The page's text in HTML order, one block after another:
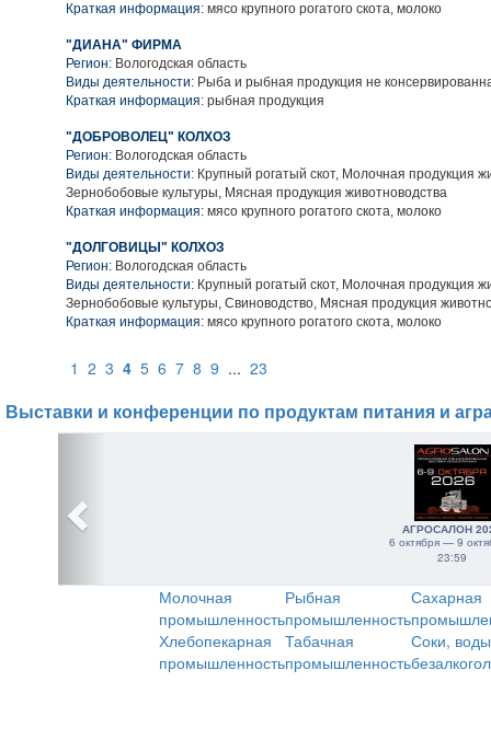
Краткая информация: мясо крупного рогатого скота, молоко
"ДИАНА" ФИРМА
Регион: Вологодская область
Виды деятельности: Рыба и рыбная продукция не
Краткая информация: рыбная продукция
"ДОБРОВОЛЕЦ" КОЛХОЗ
Регион: Вологодская область
Виды деятельности: Крупный рогатый скот, Молочная продукция
Зернобобовые культуры, Мясная продукция животноводства
Краткая информация: мясо крупного рогатого скота, молоко
"ДОЛГОВИЦЫ" КОЛХОЗ
Регион: Вологодская область
Виды деятельности: Крупный рогатый скот, Молочная продукция
Зернобобовые культуры, Свиноводство, Мясная продукция
Краткая информация: мясо крупного рогатого скота, молоко
1 2 3 4 5 6 7 8 9 ... 23
Выставки и конференции по продуктам питания и
АГРОСАЛОН
6 октября — 9
23:59
Молочная
промышленность
Рыбная
промышленность
Сахарная
Хлебопекарная
промышленность
Табачная
промышленность
Соки,